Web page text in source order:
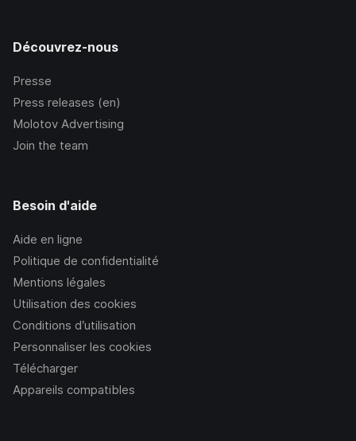
Découvrez-nous
Presse
Press releases (en)
Molotov Advertising
Join the team
Besoin d'aide
Aide en ligne
Politique de confidentialité
Mentions légales
Utilisation des cookies
Conditions d’utilisation
Personnaliser les cookies
Télécharger
Appareils compatibles